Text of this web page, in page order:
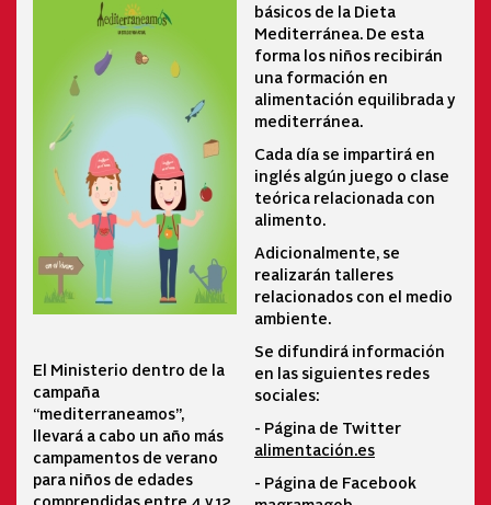
El Ministerio dentro de la
campaña
“mediterraneamos”,
llevará a cabo un año más
campamentos de verano
para niños de edades
comprendidas entre 4 y 12
básicos de la Dieta
Mediterránea. De esta
forma los niños recibirán
una formación en
alimentación equilibrada y
mediterránea.
Cada día se impartirá en
inglés algún juego o clase
teórica relacionada con
alimento.
Adicionalmente, se
realizarán talleres
relacionados con el medio
ambiente.
Se difundirá información
en las siguientes redes
sociales:
- Página de Twitter
alimentación.es
- Página de Facebook